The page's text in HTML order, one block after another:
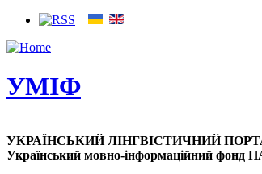
УМІФ
УКРАЇНСЬКИЙ ЛІНГВІСТИЧНИЙ
Український мовно-інформаційний фонд